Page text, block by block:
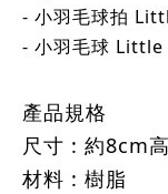
- 小羽毛球拍
- 小羽毛球
產品規格
尺寸 : 約8cm高
材料 : 樹脂